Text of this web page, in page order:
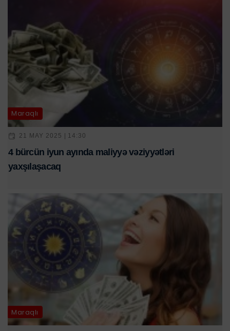
Maraqlı
21 MAY 2025 | 14:30
4 bürcün iyun ayında maliyyə vəziyyətləri
yaxşılaşacaq
Maraqlı